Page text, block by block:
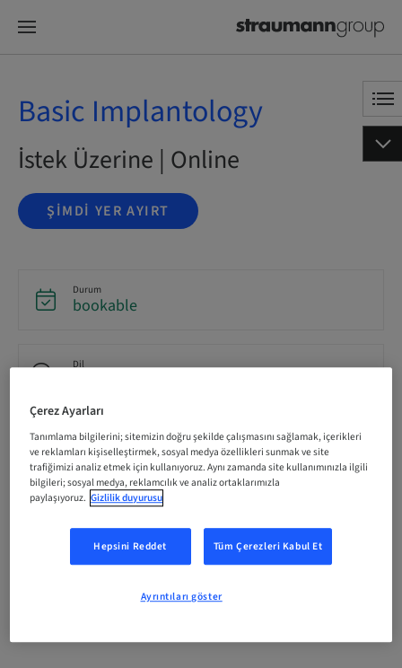
Basic Implantology
İstek Üzerine | Online
ŞIMDI YER AYIRT
Durum
bookable
Dil
Puan
0.00 Puan
eLearning
International
Çerez Ayarları
Tanımlama bilgilerini; sitemizin doğru şekilde çalışmasını sağlamak, içerikleri
ve reklamları kişiselleştirmek, sosyal medya özellikleri sunmak ve site
trafiğimizi analiz etmek için kullanıyoruz. Aynı zamanda site kullanımınızla ilgili
bilgileri; sosyal medya, reklamcılık ve analiz ortaklarımızla
paylaşıyoruz. Gizlilik duyurusu
Hepsini Reddet Tüm Çerezleri Kabul Et
Ayrıntıları göster